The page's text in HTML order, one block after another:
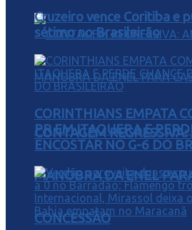
CONTAGEM
MANOBRA DA ENEL
CONCESSÃO
Cruzeiro vence Coritiba e
sétimo no Brasileirão
CORINTHIANS EMPATA
PR EM ITAQUERA E
ENCOSTAR NO G-6 DO